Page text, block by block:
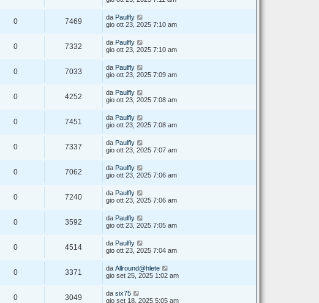
0 7469 da Paulfly
gio ott 23, 2025 7:10 am
0 7332 da Paulfly
gio ott 23, 2025 7:10 am
0 7033 da Paulfly
gio ott 23, 2025 7:09 am
0 4252 da Paulfly
gio ott 23, 2025 7:08 am
0 7451 da Paulfly
gio ott 23, 2025 7:08 am
0 7337 da Paulfly
gio ott 23, 2025 7:07 am
0 7062 da Paulfly
gio ott 23, 2025 7:06 am
0 7240 da Paulfly
gio ott 23, 2025 7:06 am
0 3592 da Paulfly
gio ott 23, 2025 7:05 am
0 4514 da Paulfly
gio ott 23, 2025 7:04 am
0 3371 da Allround@hlete
gio set 25, 2025 1:02 am
0 3049 da six75
gio set 18, 2025 5:05 am